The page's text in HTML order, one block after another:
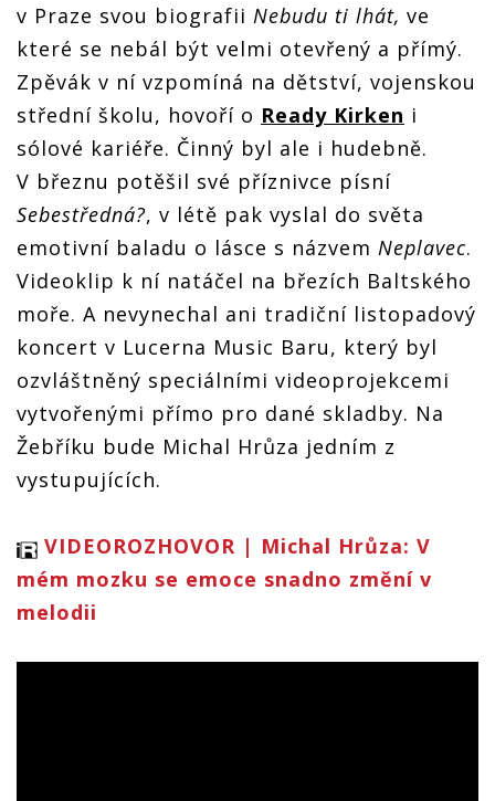
v Praze svou biografii Nebudu ti lhát, ve
které se nebál být velmi otevřený a přímý.
Zpěvák v ní vzpomíná na dětství, vojenskou
střední školu, hovoří o Ready Kirken i
sólové kariéře. Činný byl ale i hudebně.
V březnu potěšil své příznivce písní
Sebestředná?, v létě pak vyslal do světa
emotivní baladu o lásce s názvem Neplavec.
Videoklip k ní natáčel na březích Baltského
moře. A nevynechal ani tradiční listopadový
koncert v Lucerna Music Baru, který byl
ozvláštněný speciálními videoprojekcemi
vytvořenými přímo pro dané skladby. Na
Žebříku bude Michal Hrůza jedním z
vystupujících.
VIDEOROZHOVOR | Michal Hrůza: V
mém mozku se emoce snadno změní v
melodii